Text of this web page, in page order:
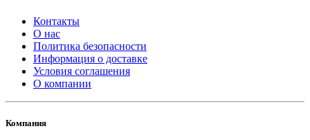
Контакты
О нас
Политика безопасности
Информация о доставке
Условия соглашения
О компании
Компания